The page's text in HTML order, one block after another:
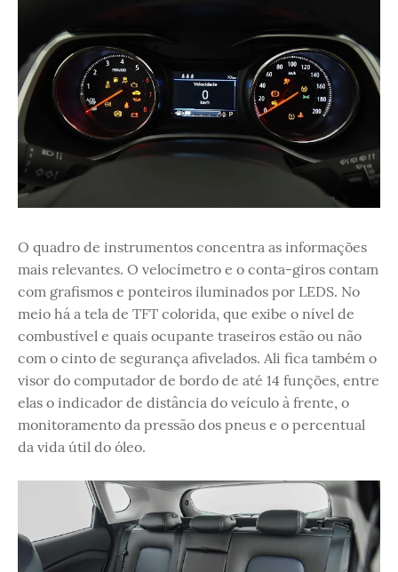
O quadro de instrumentos concentra as informações
mais relevantes. O velocímetro e o conta-giros contam
com grafismos e ponteiros iluminados por LEDS. No
meio há a tela de TFT colorida, que exibe o nível de
combustível e quais ocupante traseiros estão ou não
com o cinto de segurança afivelados. Ali fica também o
visor do computador de bordo de até 14 funções, entre
elas o indicador de distância do veículo à frente, o
monitoramento da pressão dos pneus e o percentual
da vida útil do óleo.